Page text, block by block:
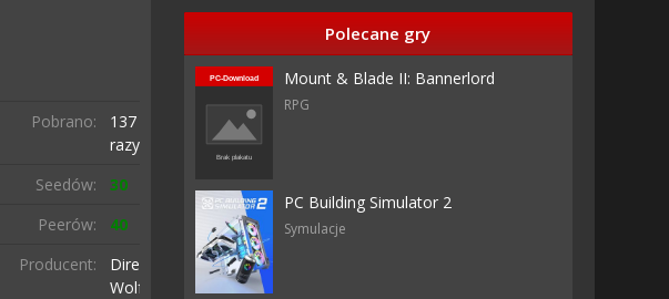
Pobrano:
137
razy
Seedów:
30
Peerów:
40
Producent:
Dire
Wolf
Polecane gry
Mount & Blade II: Bannerlord
RPG
PC Building Simulator 2
Symulacje